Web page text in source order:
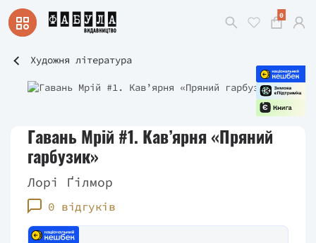
0
Художня література
Гавань Мрій #1. Кав’ярня «Пряний
гарбузик»
Лорі Ґілмор
0 відгуків